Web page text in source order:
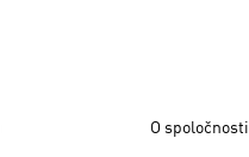
O spoločnosti